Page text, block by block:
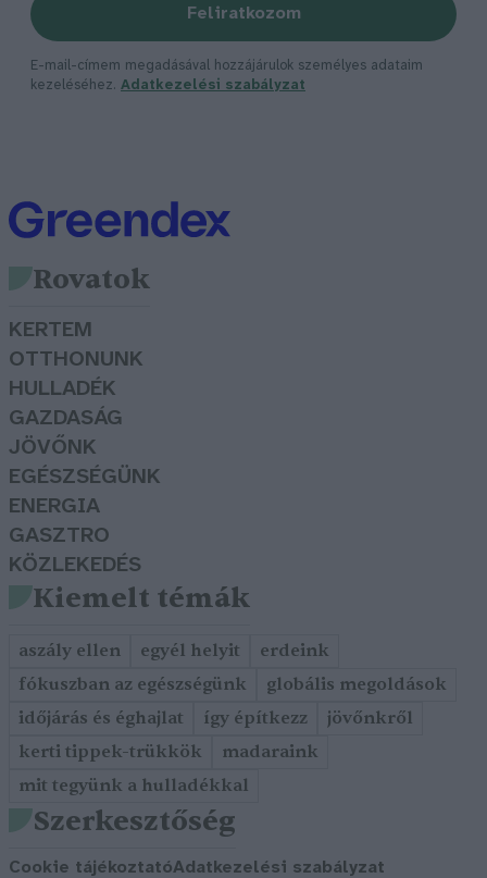
Feliratkozom
E-mail-címem megadásával hozzájárulok személyes adataim
kezeléséhez. Adatkezelési szabályzat
Rovatok
KERTEM
OTTHONUNK
HULLADÉK
GAZDASÁG
JÖVŐNK
EGÉSZSÉGÜNK
ENERGIA
GASZTRO
KÖZLEKEDÉS
Kiemelt témák
aszály ellen egyél helyit
erdeink
fókuszban az egészségünk
globális megoldások
időjárás és éghajlat
így építkezz
jövőnkről
kerti tippek-trükkök
madaraink
mit tegyünk a hulladékkal
Szerkesztőség
Cookie tájékoztatóAdatkezelési szabályzat